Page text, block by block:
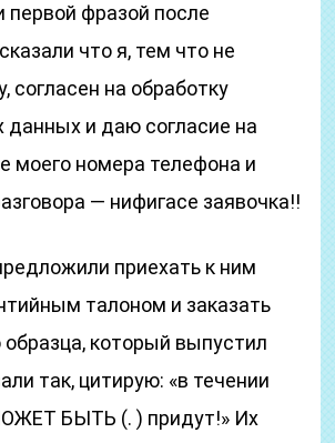
первой фразой после
что я, тем что не
согласен на обработку
данных и даю согласие на
моего номера телефона и
— нифигасе заявочка!!
приехать к ним
талоном и заказать
образца, который выпустил
так, цитирую: «в течении
БЫТЬ (. ) придут!» Их